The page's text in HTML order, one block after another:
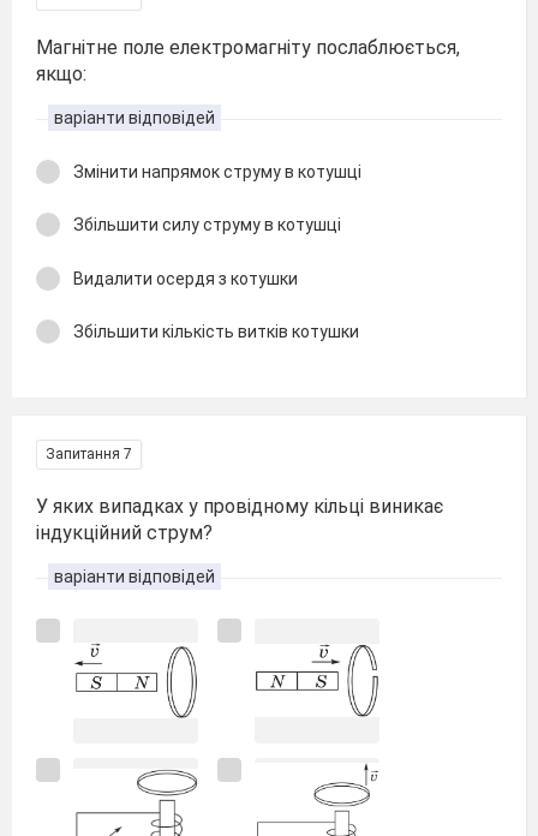
Магнітне поле електромагніту послаблюється,
якщо:
варіанти відповідей
Змінити напрямок струму в котушці
Збільшити силу струму в котушці
Видалити осердя з котушки
Збільшити кількість витків котушки
Запитання 7
У яких випадках у провідному кільці виникає
індукційний струм?
варіанти відповідей